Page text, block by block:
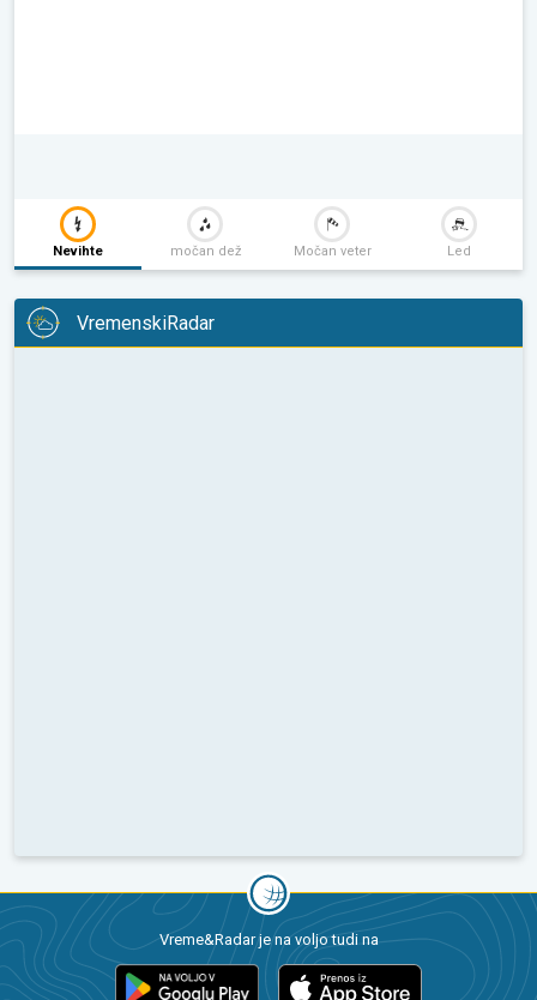
Nevihte močan dež Močan veter Led
VremenskiRadar
Vreme&Radar je na voljo tudi na